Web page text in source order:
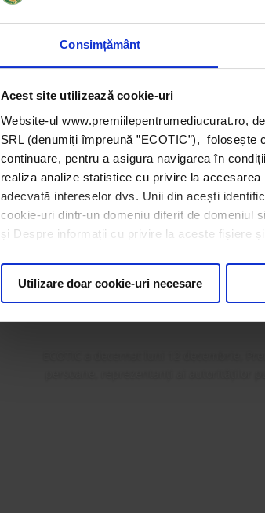
Consimțământ
Acest site utilizează cookie-uri
Website-ul www.premiilepentrumediucurat.ro,
SRL (denumiți împreună ”ECOTIC”),
continuare, pentru a asigura navigarea în
realiza analize statistice cu privire la
adecvată intereselor dvs. Unii din acești
cookie-uri dintr-un domeniu diferit de domeniul
și Despre informații cu privire la aceste fișiere
Utilizare doar cookie-uri necesare
ECOTIC a
Premiilor